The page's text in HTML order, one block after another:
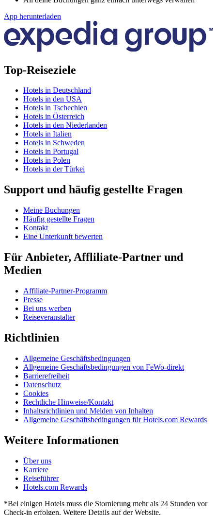
App herunterladen
Top-Reiseziele
Hotels in Deutschland
Hotels in den USA
Hotels in Tschechien
Hotels in Österreich
Hotels in den Niederlanden
Hotels in Italien
Hotels in Schweden
Hotels in Portugal
Hotels in Polen
Hotels in der Türkei
Support und häufig gestellte Fragen
Meine Buchungen
Häufig gestellte Fragen
Kontakt
Eine Unterkunft bewerten
Für Anbieter, Affliliate-Partner und
Medien
Affiliate-Partner-Programm
Presse
Bei uns werben
Reiseveranstalter
Richtlinien
Allgemeine Geschäftsbedingungen
Allgemeine Geschäftsbedingungen von FeWo-direkt
Barrierefreiheit
Datenschutz
Cookies
Rechtliche Hinweise/Kontakt
Inhaltsrichtlinien und Melden von Inhalten
Allgemeine Geschäftsbedingungen für Hotels.com Rewards
Weitere Informationen
Über uns
Karriere
Reiseführer
Hotels.com Rewards
*Bei einigen Hotels muss die Stornierung mehr als 24 Stunden vor
Check-in erfolgen. Weitere Details auf der Website.